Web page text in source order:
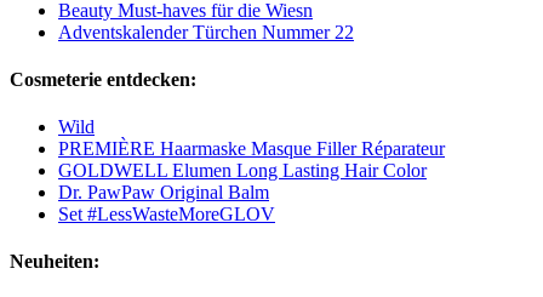
Beauty Must-haves für die Wiesn
Adventskalender Türchen Nummer 22
Cosmeterie entdecken:
Wild
PREMIÈRE Haarmaske Masque Filler Réparateur
GOLDWELL Elumen Long Lasting Hair Color
Dr. PawPaw Original Balm
Set #LessWasteMoreGLOV
Neuheiten: